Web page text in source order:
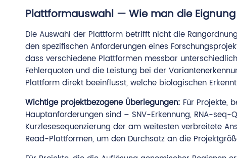
Plattformauswahl — Wie man die
Die Auswahl der Plattform betrifft nicht die
den spezifischen Anforderungen eines
dass verschiedene Plattformen messbar
Fehlerquoten und die Leistung bei der
Plattform direkt beeinflusst, welche biologischen
Wichtige projektbezogene Überlegungen: Für Projekte,
Hauptanforderungen sind – SNV-Erkennung, RNA-
Kurzlesesequenzierung der am weitesten verbreitete
Read-Plattformen, um den Durchsatz an die